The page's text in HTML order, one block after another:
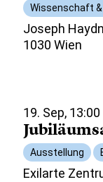
Wissenschaft
Joseph
1030 Wien
19. Sep, 13:00
Ausstellung
Exilarte